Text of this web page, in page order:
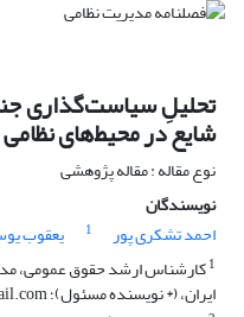
تحلیلِ سیاست‌گذاری
شایع در محیط‌های نظامی
نوع مقاله : مقاله پژوهشی
نویسندگان
احمد تشکری پور
1 یعقوب
1کارشناس ارشد حقوق عمومی،
ایران، (* نویسنده مسئول)؛ Ahmad92tashakoripor@gmail.com